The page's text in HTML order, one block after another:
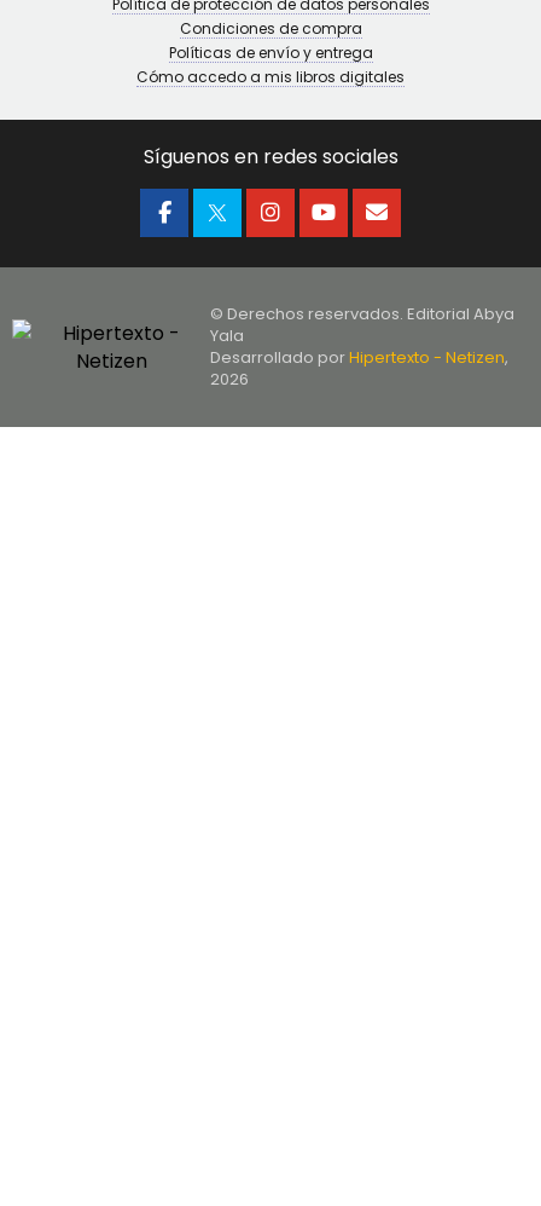
Política de protección de datos personales
Condiciones de compra
Políticas de envío y entrega
Cómo accedo a mis libros digitales
Síguenos en redes sociales
© Derechos reservados. Editorial Abya
Yala
Desarrollado porHipertexto - Netizen,
2026